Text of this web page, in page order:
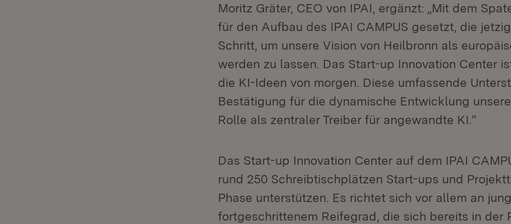
Moritz Gräter, CEO von IPAI, ergänzt: „Mit dem
für den Aufbau des IPAI CAMPUS gesetzt, die
Schritt, um unsere Vision von Heilbronn als
werden zu lassen. Das Start-up Innovation Center
die KI-Ideen von morgen. Diese umfassende
Bestätigung für die dynamische Entwicklung
Rolle als zentraler Treiber für angewandte KI.“
Das Start-up Innovation Center auf dem IPAI
rund 250 Schreibtischplätzen Start-ups und
Phase unterstützen. Es richtet sich vor allem an
fortgeschrittenem Reifegrad, die sich bereits in der